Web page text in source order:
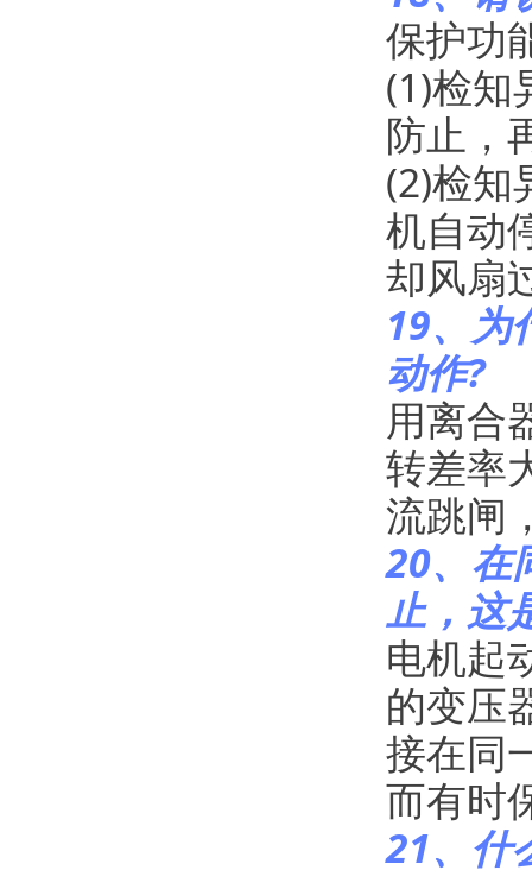
保护功
(1)检知
防止，
(2)检知
机自动
却风扇
19、为
动作?
用离合
转差率
流跳闸
20、在
止，这
电机起
的变压
接在同
而有时
21、什